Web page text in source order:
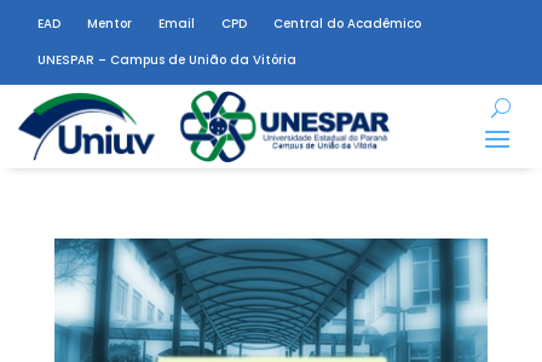
EAD Mentor Email CPD
Central do Acadêmico
UNESPAR – Campus de União da Vitória